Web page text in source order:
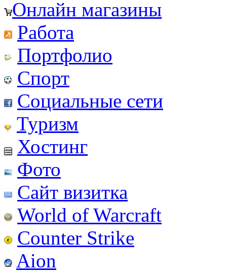
Онлайн магазины
Работа
Портфолио
Спорт
Социальные сети
Туризм
Хостинг
Фото
Сайт визитка
World of Warcraft
Counter Strike
Aion